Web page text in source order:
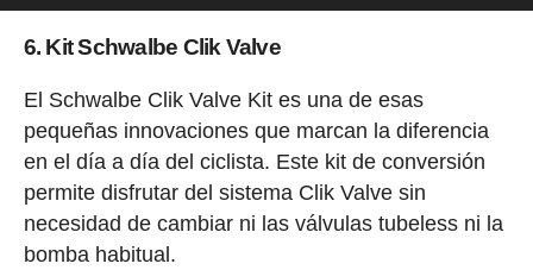
6. Kit Schwalbe Clik Valve
El Schwalbe Clik Valve Kit es una de esas
pequeñas innovaciones que marcan la diferencia
en el día a día del ciclista. Este kit de conversión
permite disfrutar del sistema Clik Valve sin
necesidad de cambiar ni las válvulas tubeless ni la
bomba habitual.